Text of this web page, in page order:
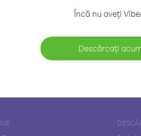
Încă nu aveți
Descărcați